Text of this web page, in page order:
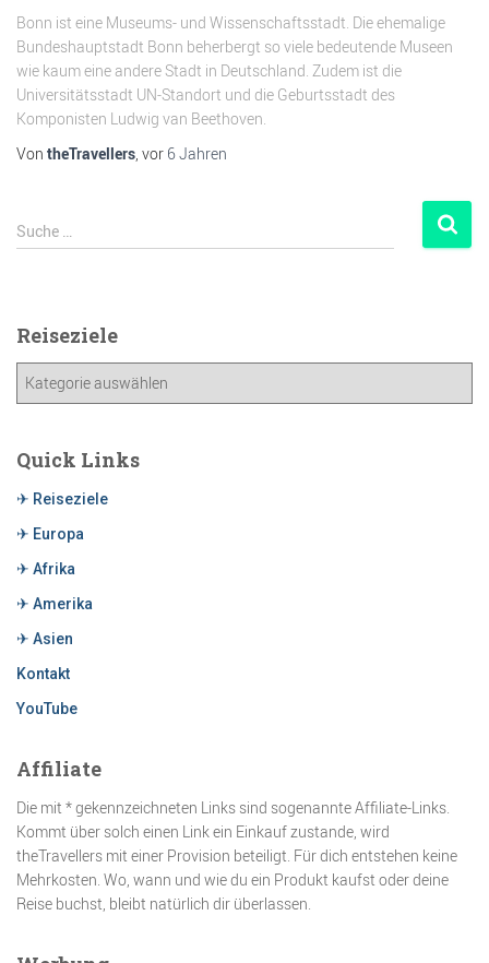
Bonn ist eine Museums- und Wissenschaftsstadt. Die ehemalige
Bundeshauptstadt Bonn beherbergt so viele bedeutende Museen
wie kaum eine andere Stadt in Deutschland. Zudem ist die
Universitätsstadt UN-Standort und die Geburtsstadt des
Komponisten Ludwig van Beethoven.
Von theTravellers , vor 6 Jahren
Suche …
Reiseziele
Quick Links
✈ Reiseziele
✈ Europa
✈ Afrika
✈ Amerika
✈ Asien
Kontakt
YouTube
Affiliate
Die mit * gekennzeichneten Links sind sogenannte Affiliate-Links.
Kommt über solch einen Link ein Einkauf zustande, wird
theTravellers mit einer Provision beteiligt. Für dich entstehen keine
Mehrkosten. Wo, wann und wie du ein Produkt kaufst oder deine
Reise buchst, bleibt natürlich dir überlassen.